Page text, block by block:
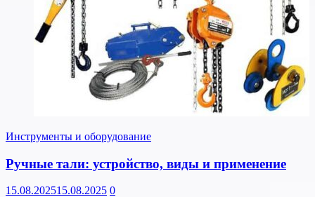
Инструменты и оборудование
Ручные тали: устройство, виды и применение
15.08.202515.08.2025 0